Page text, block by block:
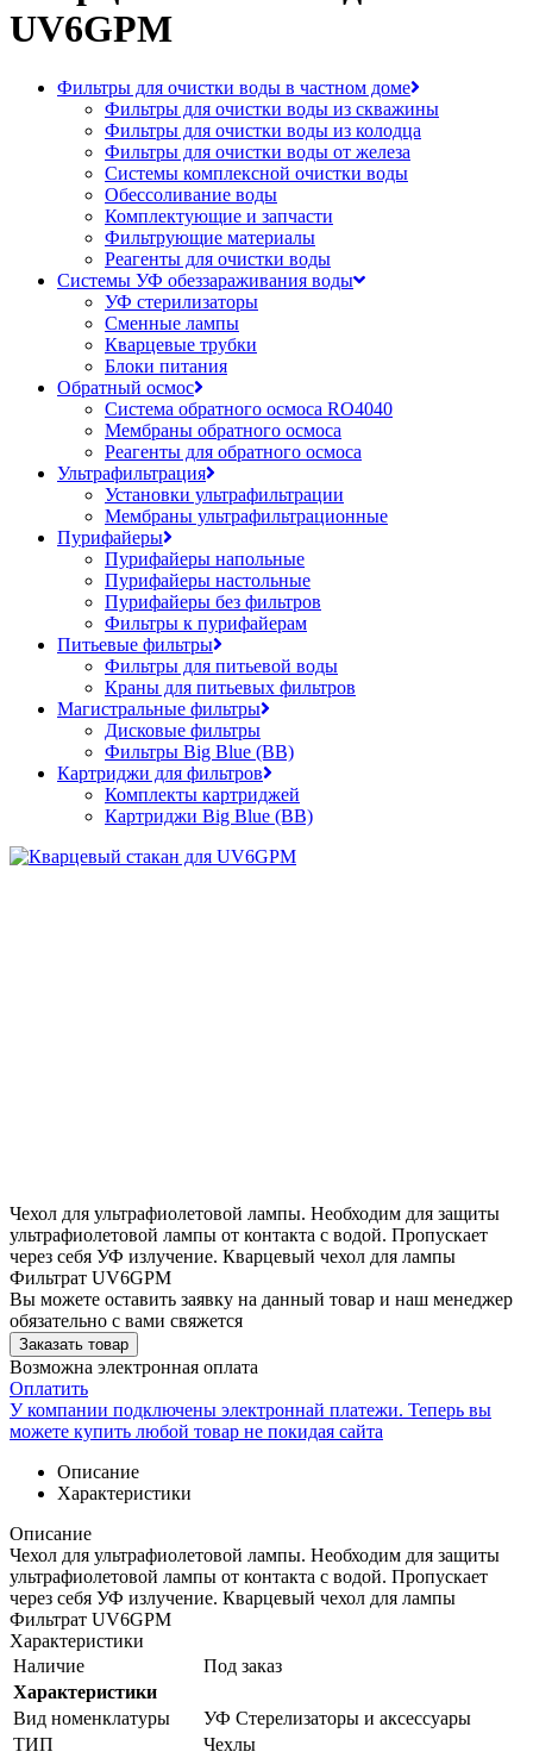
UV6GPM
Фильтры для очистки воды в частном доме
Фильтры для очистки воды из скважины
Фильтры для очистки воды из колодца
Фильтры для очистки воды от железа
Системы комплексной очистки воды
Обессоливание воды
Комплектующие и запчасти
Фильтрующие материалы
Реагенты для очистки воды
Системы УФ обеззараживания воды
УФ стерилизаторы
Сменные лампы
Кварцевые трубки
Блоки питания
Обратный осмос
Система обратного осмоса RO4040
Мембраны обратного осмоса
Реагенты для обратного осмоса
Ультрафильтрация
Установки ультрафильтрации
Мембраны ультрафильтрационные
Пурифайеры
Пурифайеры напольные
Пурифайеры настольные
Пурифайеры без фильтров
Фильтры к пурифайерам
Питьевые фильтры
Фильтры для питьевой воды
Краны для питьевых фильтров
Магистральные фильтры
Дисковые фильтры
Фильтры Big Blue (BB)
Картриджи для фильтров
Комплекты картриджей
Картриджи Big Blue (BB)
Чехол для ультрафиолетовой лампы. Необходим для защиты
ультрафиолетовой лампы от контакта с водой. Пропускает
через себя УФ излучение. Кварцевый чехол для лампы
Фильтрат UV6GPM
Вы можете оставить заявку на данный товар и наш менеджер
обязательно с вами свяжется
Заказать товар
Возможна электронная оплата
Оплатить
У компании подключены электроннай платежи. Теперь вы
можете купить любой товар не покидая сайта
Описание
Характеристики
Описание
Чехол для ультрафиолетовой лампы. Необходим для защиты
ультрафиолетовой лампы от контакта с водой. Пропускает
через себя УФ излучение. Кварцевый чехол для лампы
Фильтрат UV6GPM
Характеристики
Наличие
Под заказ
Характеристики
Вид номенклатуры
УФ Стерелизаторы и аксессуары
ТИП
Чехлы